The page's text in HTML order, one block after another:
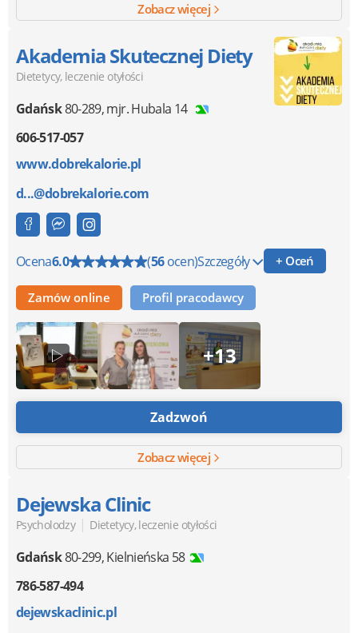
Zobacz więcej
Akademia Skutecznej Diety
Dietetycy, leczenie otyłości
Gdańsk80-289,mjr. Hubala 14
606-517-057
www.dobrekalorie.pl
d...@dobrekalorie.com
Ocena6.0 (56ocen)Szczegóły + Oceń
Zamów online Profil pracodawcy
+13
Zadzwoń
Zobacz więcej
Dejewska Clinic
Psycholodzy | Dietetycy, leczenie otyłości
Gdańsk80-299,Kielnieńska 58
786-587-494
dejewskaclinic.pl